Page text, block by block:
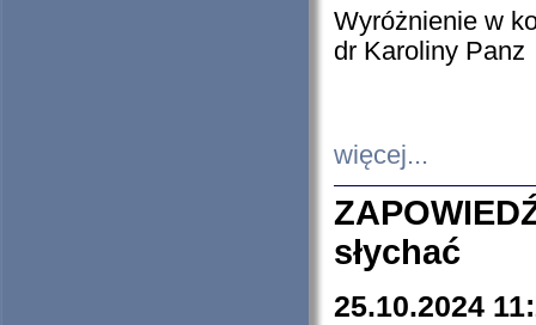
Wyróżnienie w
dr Karoliny Panz
więcej...
słychać
25.10.2024